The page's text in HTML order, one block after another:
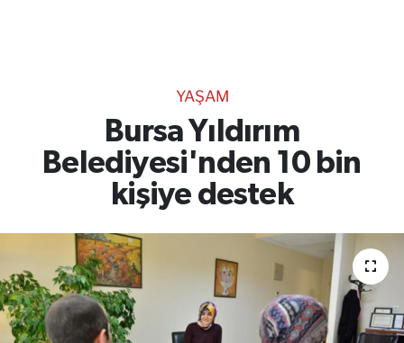
YAŞAM
Bursa Yıldırım
Belediyesi'nden 10 bin
kişiye destek
RESMİ İLANLAR
Gencsesfm Canlı Dinle